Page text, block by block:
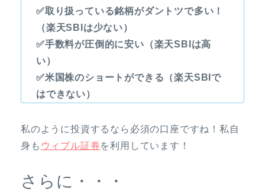
✅取り扱っている銘柄がダントツで多い！
（楽天SBIは少ない）
✅手数料が圧倒的に安い（楽天SBIは高
い）
✅米国株のショートができる（楽天SBIで
はできない）
私のように投資するなら必須の口座ですね！私自
身も ウィブル証券を利用しています！
さらに・・・